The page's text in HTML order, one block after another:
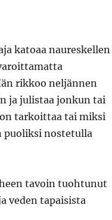
katoaa naureskellen
rikkoo neljännen
ja julistaa jonkun tai
tarkoittaa tai miksi
puoliksi nostetulla
tavoin tuohtunut
veden tapaisista